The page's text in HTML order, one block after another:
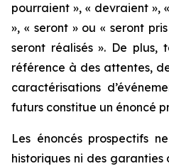
pourraient », « devraient »,
», « seront » ou « seront
seront réalisés ». De
référence à des attentes,
caractérisations
futurs constitue un énoncé
Les énoncés prospectifs
historiques ni des